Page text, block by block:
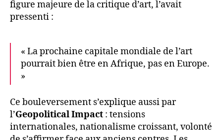
figure majeure de la critique d’art, l’avait
pressenti :
« La prochaine capitale mondiale de l’art
pourrait bien être en Afrique, pas en Europe.
»
Ce bouleversement s’explique aussi par
l’Geopolitical Impact : tensions
internationales, nationalisme croissant, volonté